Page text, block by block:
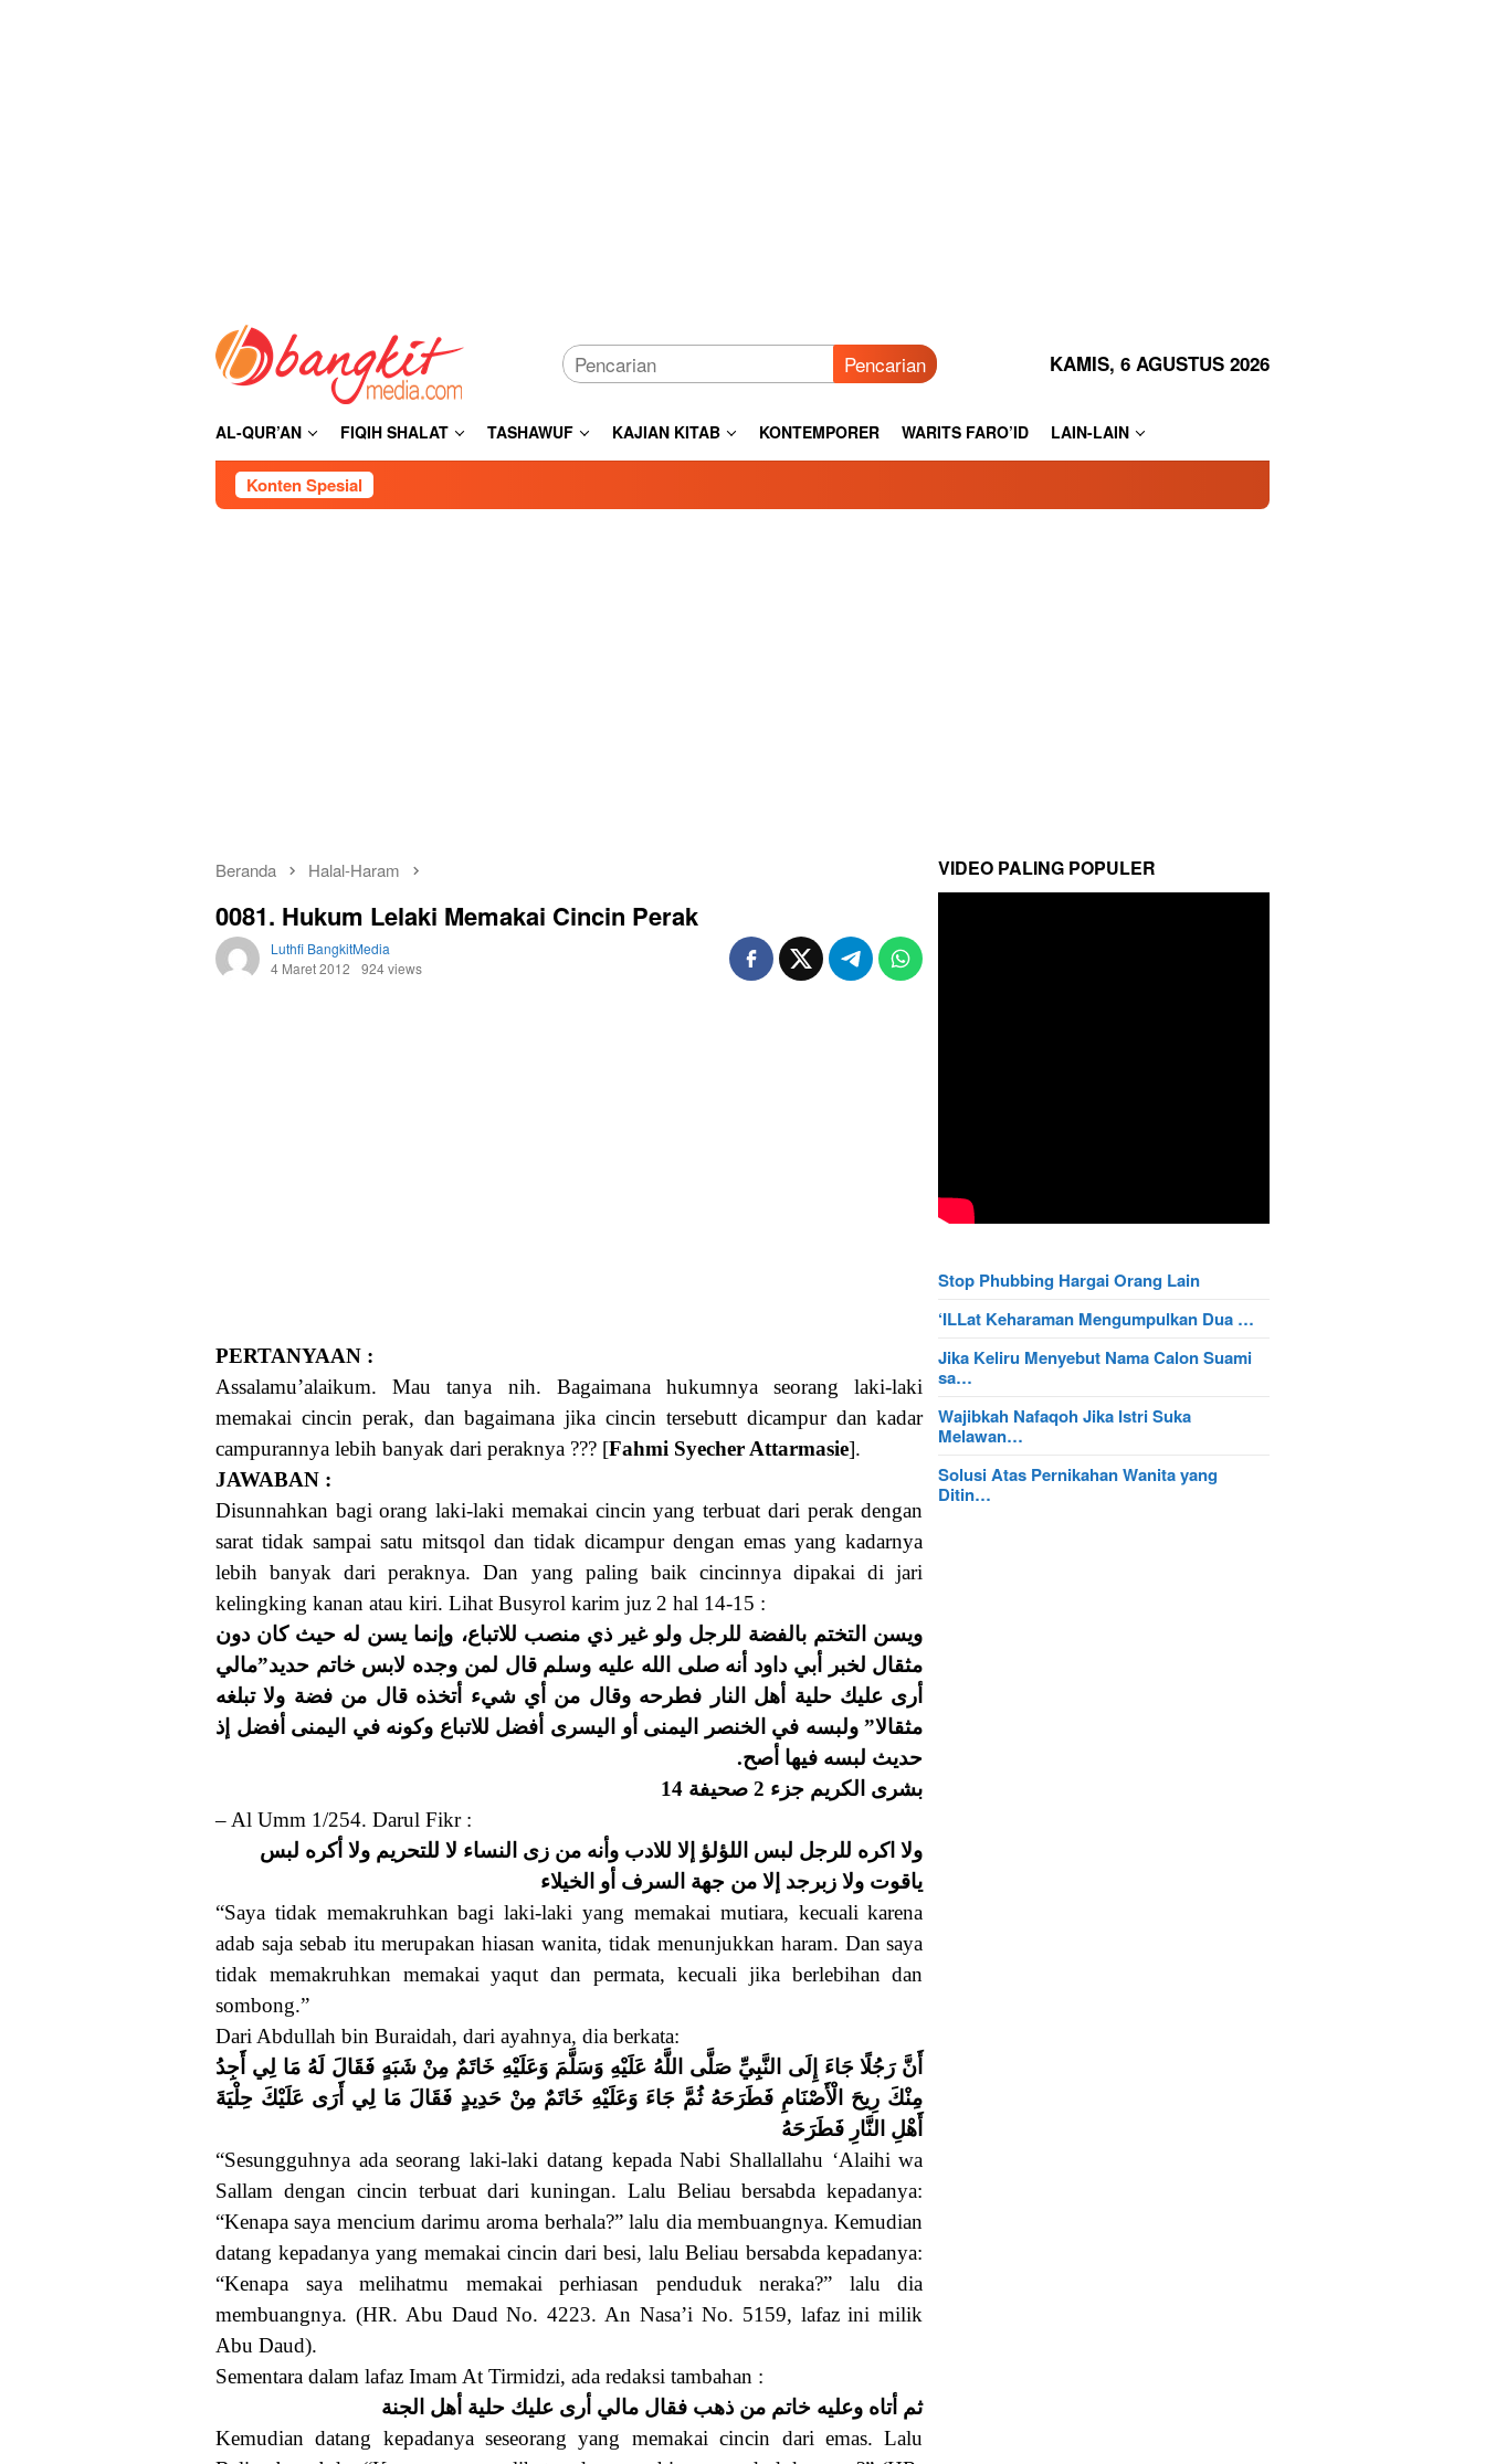
Pencarian KAMIS, 6 AGUSTUS 2026
AL-QUR’AN FIQIH SHALAT TASHAWUF KAJIAN KITAB KONTEMPORER WARITS FARO’ID LAIN-LAIN
Konten Spesial
Beranda Halal-Haram
0081. Hukum Lelaki Memakai Cincin Perak
Luthfi BangkitMedia
4 Maret 2012
924 views
PERTANYAAN :
Assalamu’alaikum. Mau tanya nih. Bagaimana hukumnya seorang laki-laki
memakai cincin perak, dan bagaimana jika cincin tersebutt dicampur dan kadar
campurannya lebih banyak dari peraknya ??? [Fahmi Syecher Attarmasie].
JAWABAN :
Disunnahkan bagi orang laki-laki memakai cincin yang terbuat dari perak dengan
sarat tidak sampai satu mitsqol dan tidak dicampur dengan emas yang kadarnya
lebih banyak dari peraknya. Dan yang paling baik cincinnya dipakai di jari
kelingking kanan atau kiri. Lihat Busyrol karim juz 2 hal 14-15 :
ويسن التختم بالفضة للرجل ولو غير ذي منصب للاتباع، وإنما يسن له حيث كان دون
مثقال لخبر أبي داود أنه صلى الله عليه وسلم قال لمن وجده لابس خاتم حديد”مالي
أرى عليك حلية أهل النار فطرحه وقال من أي شيء أتخذه قال من فضة ولا تبلغه
مثقالا” ولبسه في الخنصر اليمنى أو اليسرى أفضل للاتباع وكونه في اليمنى أفضل إذ
حديث لبسه فيها أصح.
بشرى الكريم جزء 2 صحيفة 14
– Al Umm 1/254. Darul Fikr :
ولا اكره للرجل لبس اللؤلؤ إلا للادب وأنه من زى النساء لا للتحريم ولا أكره لبس
ياقوت ولا زبرجد إلا من جهة السرف أو الخيلاء
“Saya tidak memakruhkan bagi laki-laki yang memakai mutiara, kecuali karena
adab saja sebab itu merupakan hiasan wanita, tidak menunjukkan haram. Dan saya
tidak memakruhkan memakai yaqut dan permata, kecuali jika berlebihan dan
sombong.”
Dari Abdullah bin Buraidah, dari ayahnya, dia berkata:
أَنَّ رَجُلًا جَاءَ إِلَى النَّبِيِّ صَلَّى اللَّهُ عَلَيْهِ وَسَلَّمَ وَعَلَيْهِ خَاتَمٌ مِنْ شَبَهٍ فَقَالَ لَهُ مَا لِي أَجِدُ
مِنْكَ رِيحَ الْأَصْنَامِ فَطَرَحَهُ ثُمَّ جَاءَ وَعَلَيْهِ خَاتَمٌ مِنْ حَدِيدٍ فَقَالَ مَا لِي أَرَى عَلَيْكَ حِلْيَةَ
أَهْلِ النَّارِ فَطَرَحَهُ
“Sesungguhnya ada seorang laki-laki datang kepada Nabi Shallallahu ‘Alaihi wa
Sallam dengan cincin terbuat dari kuningan. Lalu Beliau bersabda kepadanya:
“Kenapa saya mencium darimu aroma berhala?” lalu dia membuangnya. Kemudian
datang kepadanya yang memakai cincin dari besi, lalu Beliau bersabda kepadanya:
“Kenapa saya melihatmu memakai perhiasan penduduk neraka?” lalu dia
membuangnya. (HR. Abu Daud No. 4223. An Nasa’i No. 5159, lafaz ini milik
Abu Daud).
Sementara dalam lafaz Imam At Tirmidzi, ada redaksi tambahan :
ثم أتاه وعليه خاتم من ذهب فقال مالي أرى عليك حلية أهل الجنة
Kemudian datang kepadanya seseorang yang memakai cincin dari emas. Lalu
VIDEO PALING POPULER
Stop Phubbing Hargai Orang Lain
‘ILLat Keharaman Mengumpulkan Dua …
Jika Keliru Menyebut Nama Calon Suami
sa…
Wajibkah Nafaqoh Jika Istri Suka
Melawan…
Solusi Atas Pernikahan Wanita yang
Ditin…